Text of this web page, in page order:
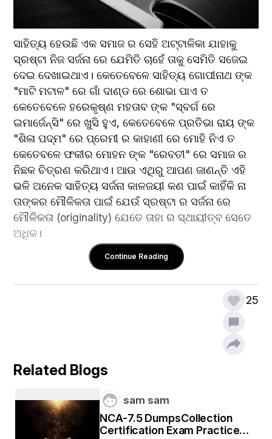
ସାହିତ୍ୟ ହେଉଛି ଏକ ସମାଜ ର ସେହି ଅଟ୍ଟାଳିକା ଯାହାକୁ
ସ୍ରଷ୍ଟା ନିଜ ସର୍ଜନା ରେ ଯେମିତି ଚାହେଁ ତାକୁ ସେମିତି ସଜେଇ
ଦେଇ ଦେଖାଇଥାଏ। କେତେବେଳେ ସାହିତ୍ୟ ଗୋପୀନାଥ ଙ୍କ
"ମାଟି ମଟାଳ" ରେ ଗାଁ ଦାଣ୍ଡ ରେ ଶୋଭା ପାଏ ତ
କେତେବେଳେ ହରେକୃଷ୍ଣ ମହତାବ ଙ୍କ "ସ୍ବର୍ଗ ରେ
ଇମାର୍ଜେନ୍ସି" ରେ ଖୁସି ହୁଏ, କେତେବେଳେ ପ୍ରତିଭା ରାୟ ଙ୍କ
"ଶିଳା ପଦ୍ମ" ରେ ପ୍ରେମୀ ର କାହାଣୀ ରେ ମୋହି ନିଏ ତ
କେତେବଳେ ଫକୀର ମୋହନ ଙ୍କ "ରେବତୀ" ରେ ସମାଜ ର
ନିଛକ ଚିତ୍ରଣ କରିଥାଏ। ଆଉ ଏଥିରୁ ଆପଣ ଜାଣନ୍ତି ଏହି
ଭଳି ଅନେକ ସାହିତ୍ୟ ସର୍ଜନା କାଳଜୟୀ କଣ ପାଇଁ କାହିଁକି ନା
ତାଙ୍କର ମୌଳିକତା ପାଇଁ ଯେଉଁ ସ୍ରଷ୍ଟା ର ସର୍ଜନା ରେ
ମୌଳିକତା (originality) ଯେତେ ତାହା ର ସ୍ଥାୟୀତ୍ବ ସେତେ
ଅଧିକ।
ଏହାର ଆବଶ୍ୟକତା କଣ। ମୌଳିକତା ହେଉଛି ତାହା ଯାହା ତୁମ
ଲେଖାକୁ ଭିଡ଼ ଭିତରୁ ଅଲଗା କରେ , ଯାହା ତୁମ ସାହିତ୍ୟ କୁ
ଯାହା ତୁମ ସାହିତ୍ୟ ଦ୍ଵାରା କେତେ ଲୋକଙ୍କୁ ପ୍ରେରଣା
ଯୋଗାଇଥାଏ ।
ସାହିତ୍ୟ ସର୍ଜନା ରେ ଏହାର ଆବଶ୍ୟକତା ଜାଣିବା। ଯଦି
ମୌଳିକତା ଆପଣଙ୍କ ସାହିତ୍ୟ ରେ ନାହିଁ ତେବେ ଏହା ଜନାଦୃତ
Continue Reading
25
Related Blogs
sam sam
NCA-7.5 DumpsCollection
Certification Exam Practice